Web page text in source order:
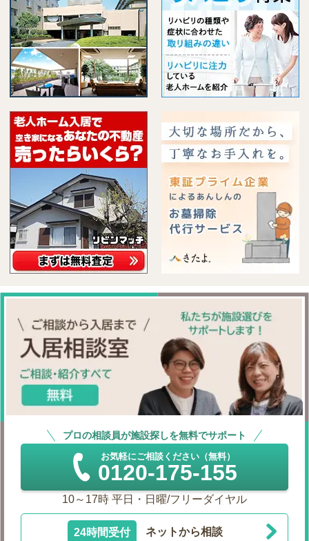
プロの相談員が施設探しを無料でサポート
お気軽にご相談ください（無料）
0120-175-155
10～17時 平日・日曜/フリーダイヤル
24時間受付 ネットから相談